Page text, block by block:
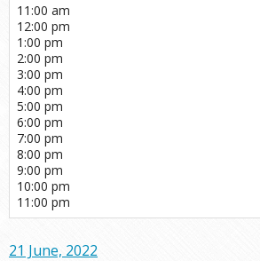
11:00 am
12:00 pm
1:00 pm
2:00 pm
3:00 pm
4:00 pm
5:00 pm
6:00 pm
7:00 pm
8:00 pm
9:00 pm
10:00 pm
11:00 pm
21 June, 2022